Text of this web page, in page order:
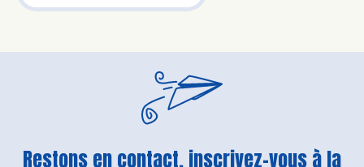
Restons en contact, inscrivez-vous à la